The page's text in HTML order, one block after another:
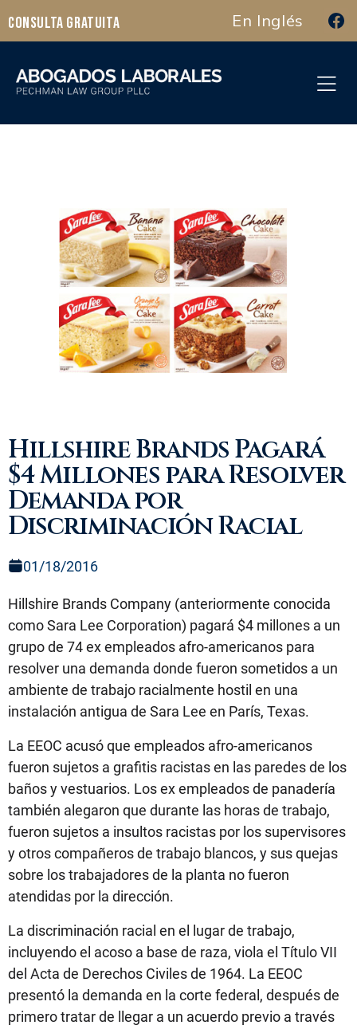
Consulta Gratuita En Inglés
Hillshire Brands Pagará
$4 Millones para Resolver
Demanda por
Discriminación Racial
01/18/2016
Hillshire Brands Company (anteriormente conocida
como Sara Lee Corporation) pagará $4 millones a un
grupo de 74 ex empleados afro-americanos para
resolver una demanda donde fueron sometidos a un
ambiente de trabajo racialmente hostil en una
instalación antigua de Sara Lee en París, Texas.
La EEOC acusó que empleados afro-americanos
fueron sujetos a grafitis racistas en las paredes de los
baños y vestuarios. Los ex empleados de panadería
también alegaron que durante las horas de trabajo,
fueron sujetos a insultos racistas por los supervisores
y otros compañeros de trabajo blancos, y sus quejas
sobre los trabajadores de la planta no fueron
atendidas por la dirección.
La discriminación racial en el lugar de trabajo,
incluyendo el acoso a base de raza, viola el Título VII
del Acta de Derechos Civiles de 1964. La EEOC
presentó la demanda en la corte federal, después de
primero tratar de llegar a un acuerdo previo a través